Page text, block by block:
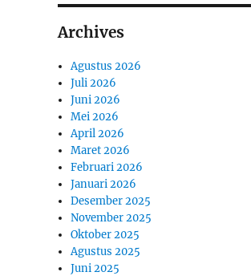
Archives
Agustus 2026
Juli 2026
Juni 2026
Mei 2026
April 2026
Maret 2026
Februari 2026
Januari 2026
Desember 2025
November 2025
Oktober 2025
Agustus 2025
Juni 2025